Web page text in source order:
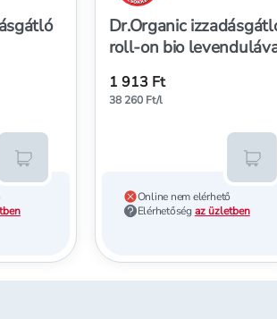
Kosárba teszem
Dr.Organic
roll-on bio
1 913 Ft
38 260 Ft/l
Online nem elérhető
Elérhetőség az üzletben